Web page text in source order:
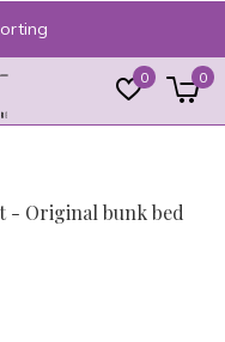
0 0
- Original bunk bed